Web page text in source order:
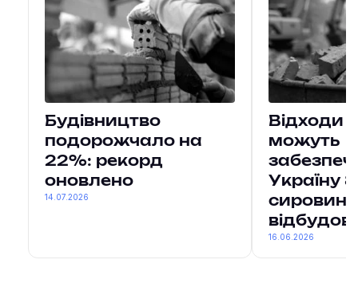
Будівництво
подорожчало на
22%: рекорд
оновлено
14.07.2026
Відходи
можуть
Україну
16.06.2026